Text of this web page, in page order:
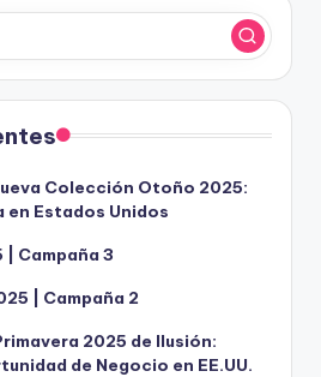
Colección Otoño 2025:
en Estados Unidos
| Campaña 3
| Campaña 2
2025 de Ilusión:
de Negocio en EE.UU.